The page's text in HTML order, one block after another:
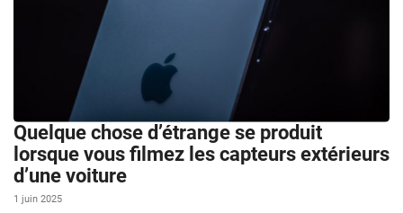
Quelque chose d’étrange se produit
lorsque vous filmez les capteurs extérieurs
d’une voiture
1 juin 2025